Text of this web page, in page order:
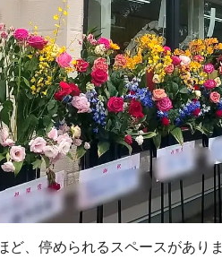
、停められるスペースがありま